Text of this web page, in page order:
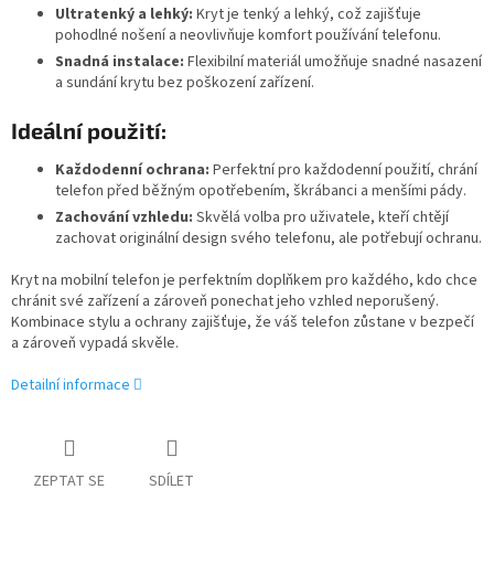
Ultratenký a lehký: Kryt je tenký a lehký, což zajišťuje
pohodlné nošení a neovlivňuje komfort používání telefonu.
Snadná instalace: Flexibilní materiál umožňuje snadné nasazení
a sundání krytu bez poškození zařízení.
Ideální použití:
Každodenní ochrana: Perfektní pro každodenní použití, chrání
telefon před běžným opotřebením, škrábanci a menšími pády.
Zachování vzhledu: Skvělá volba pro uživatele, kteří chtějí
zachovat originální design svého telefonu, ale potřebují ochranu.
Kryt na mobilní telefon je perfektním doplňkem pro každého, kdo chce
chránit své zařízení a zároveň ponechat jeho vzhled neporušený.
Kombinace stylu a ochrany zajišťuje, že váš telefon zůstane v bezpečí
a zároveň vypadá skvěle.
Detailní informace
ZEPTAT SE SDÍLET